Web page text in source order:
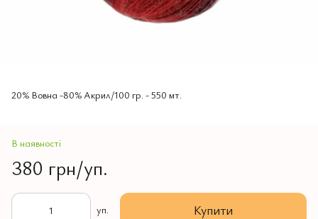
20% Вовна -80% Aкрил/100 гр. - 550 мт.
В наявності
380 грн/уп.
уп. Купити